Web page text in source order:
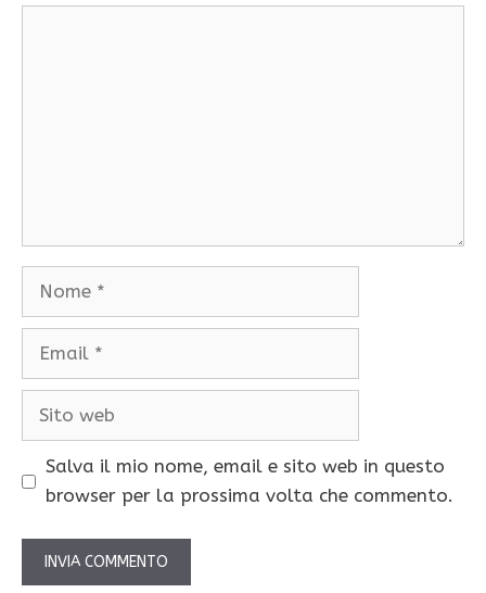
Nome
Email
Sito
Salva il mio nome, email e sito web in questo
browser per la prossima volta che commento.